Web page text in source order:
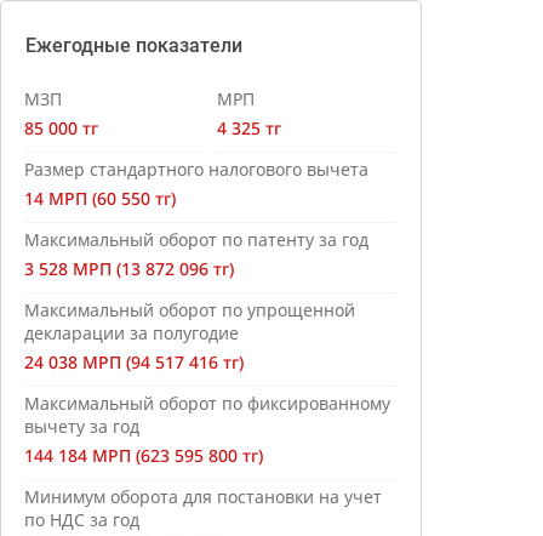
Ежегодные показатели
МЗП
85 000 тг
МРП
4 325 тг
Размер стандартного налогового вычета
14 МРП (60 550 тг)
Максимальный оборот по патенту за год
3 528 МРП (13 872 096 тг)
Максимальный оборот по упрощенной
декларации за полугодие
24 038 МРП (94 517 416 тг)
Максимальный оборот по фиксированному
вычету за год
144 184 МРП (623 595 800 тг)
Минимум оборота для постановки на учет
по НДС за год